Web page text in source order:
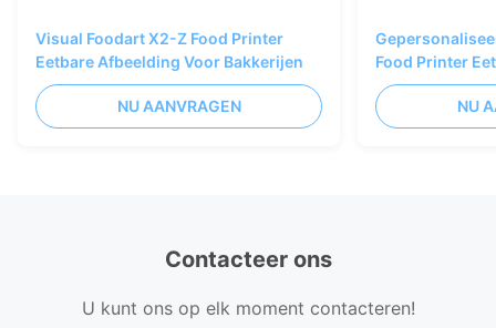
Visual Foodart X2-Z Food Printer
Eetbare Afbeelding Voor Bakkerijen
NU AANVRAGEN
Food Printer
Bakkerijen
NU
Contacteer ons
U kunt ons op elk moment contacteren!